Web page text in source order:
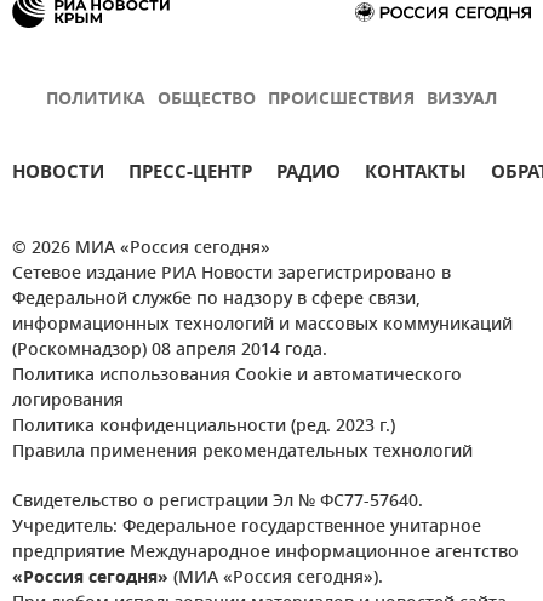
ПОЛИТИКА ОБЩЕСТВО ПРОИСШЕСТВИЯ ВИЗУАЛ
НОВОСТИ ПРЕСС-ЦЕНТР РАДИО КОНТАКТЫ
© 2026 МИА «Россия сегодня»
Сетевое издание РИА Новости зарегистрировано в
Федеральной службе по надзору в сфере связи,
информационных технологий и массовых коммуникаций
(Роскомнадзор) 08 апреля 2014 года.
Политика использования Cookie и автоматического
логирования
Политика конфиденциальности (ред. 2023 г.)
Правила применения рекомендательных технологий
Свидетельство о регистрации Эл № ФС77-57640.
Учредитель: Федеральное государственное унитарное
предприятие Международное информационное агентство
«Россия сегодня» (МИА «Россия сегодня»).